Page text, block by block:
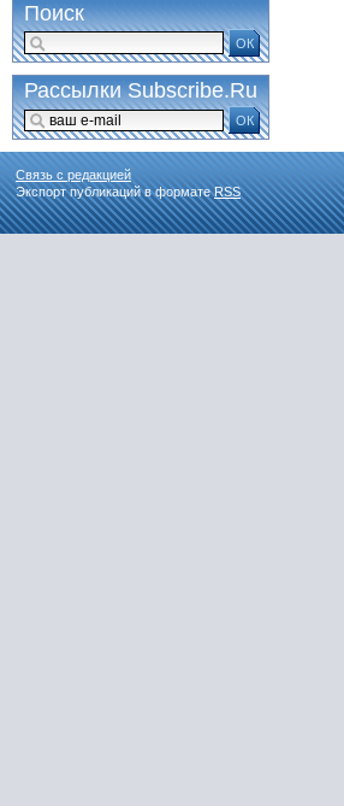
Поиск
ОК
Рассылки Subscribe.Ru
ОК
Связь с редакцией
Экспорт публикаций в форматеRSS